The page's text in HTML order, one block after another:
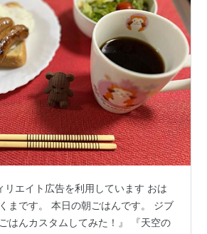
リエイト広告を利用しています おは
まです。 本日の朝ごはんです。 ジブ
はんカスタムしてみた！』 『天空の